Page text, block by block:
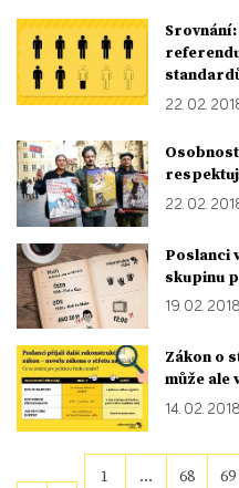
22. 02.
22. 02.
Poslanci
skupinu
19. 02. 2018
Zákon o
může
14. 02. 2018
1 … 68 69